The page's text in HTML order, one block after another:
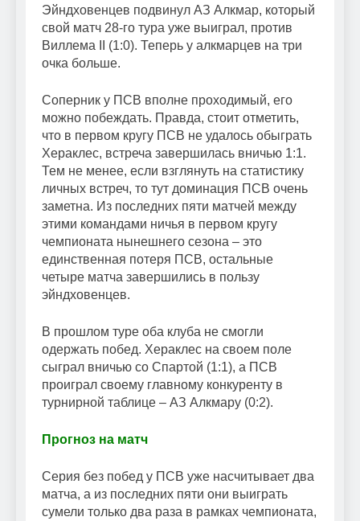
Эйндховенцев подвинул АЗ Алкмар, который
свой матч 28-го тура уже выиграл, против
Виллема II (1:0). Теперь у алкмарцев на три
очка больше.
Соперник у ПСВ вполне проходимый, его
можно побеждать. Правда, стоит отметить,
что в первом кругу ПСВ не удалось обыграть
Хераклес, встреча завершилась вничью 1:1.
Тем не менее, если взглянуть на статистику
личных встреч, то тут доминация ПСВ очень
заметна. Из последних пяти матчей между
этими командами ничья в первом кругу
чемпионата нынешнего сезона – это
единственная потеря ПСВ, остальные
четыре матча завершились в пользу
эйндховенцев.
В прошлом туре оба клуба не смогли
одержать побед. Хераклес на своем поле
сыграл вничью со Спартой (1:1), а ПСВ
проиграл своему главному конкуренту в
турнирной таблице – АЗ Алкмару (0:2).
Прогноз на матч
Серия без побед у ПСВ уже насчитывает два
матча, а из последних пяти они выиграть
сумели только два раза в рамках чемпионата,